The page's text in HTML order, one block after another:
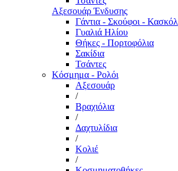
Αξεσουάρ Ένδυσης
Γάντια - Σκούφοι - Κασκόλ
Γυαλιά Ηλίου
Θήκες - Πορτοφόλια
Σακίδια
Τσάντες
Κόσμημα - Ρολόι
Αξεσουάρ
/
Βραχιόλια
/
Δαχτυλίδια
/
Κολιέ
/